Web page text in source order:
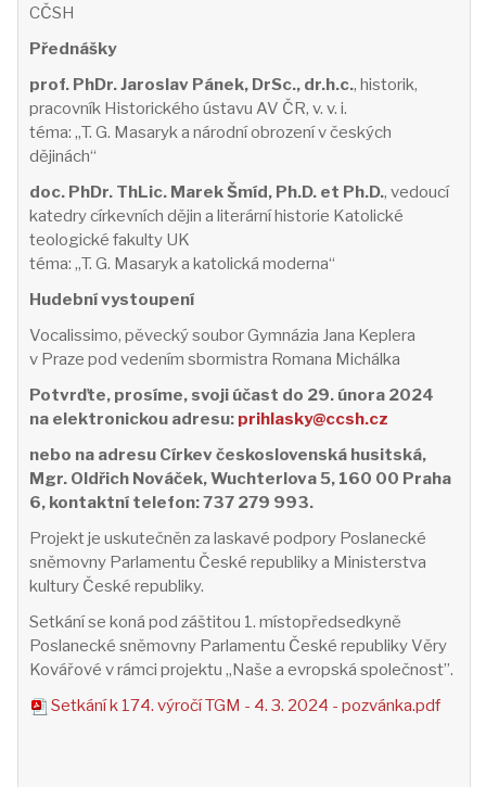
CČSH
Přednášky
prof. PhDr. Jaroslav Pánek, DrSc., dr.h.c., historik,
pracovník Historického ústavu AV ČR, v. v. i.
téma: „T. G. Masaryk a národní obrození v českých
dějinách“
doc. PhDr. ThLic. Marek Šmíd, Ph.D. et Ph.D., vedoucí
katedry církevních dějin a literární historie Katolické
teologické fakulty UK
téma: „T. G. Masaryk a katolická moderna“
Hudební vystoupení
Vocalissimo, pěvecký soubor Gymnázia Jana Keplera
v Praze pod vedením sbormistra Romana Michálka
Potvrďte, prosíme, svoji účast do 29. února 2024
na elektronickou adresu: prihlasky@ccsh.cz
nebo na adresu Církev československá husitská,
Mgr. Oldřich Nováček, Wuchterlova 5, 160 00 Praha
6, kontaktní telefon: 737 279 993.
Projekt je uskutečněn za laskavé podpory Poslanecké
sněmovny Parlamentu České republiky a Ministerstva
kultury České republiky.
Setkání se koná pod záštitou 1. místopředsedkyně
Poslanecké sněmovny Parlamentu České republiky Věry
Kovářové v rámci projektu „Naše a evropská společnost”.
Setkání k 174. výročí TGM - 4. 3. 2024 - pozvánka.pdf